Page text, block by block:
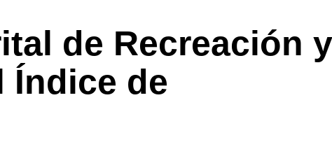
de Recreación y
Índice de